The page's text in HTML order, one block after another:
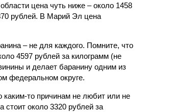
цена чуть ниже – около 1458
рублей. В Марий Эл цена
– не для каждого. Помните, что
4597 рублей за килограмм (не
и делает баранину одним из
федеральном округе.
каким-то причинам не любит или не
стоит около 3320 рублей за